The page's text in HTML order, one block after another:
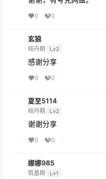
0 0
玄狼
结丹期 Lv2
感谢分享
0 0
夏至5114
结丹期 Lv2
谢谢分享
0 0
娜娜985
筑基期 Lv1